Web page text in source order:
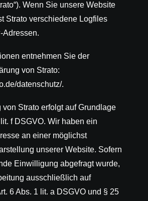
Wenn Sie unsere Website
Strato verschiedene Logfiles
Adressen.
entnehmen Sie der
von Strato:
datenschutz/.
von Strato erfolgt auf Grundlage
f DSGVO. Wir haben ein
an einer möglichst
unserer Website. Sofern
Einwilligung abgefragt wurde,
ausschließlich auf
6 Abs. 1 lit. a DSGVO und § 25